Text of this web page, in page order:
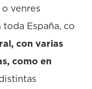
venres
España, co
con varias
como en